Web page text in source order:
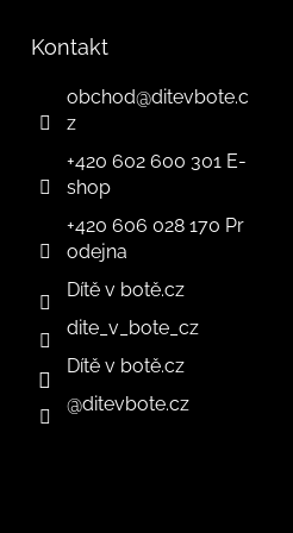
Kontakt
obchod@ditevbote.c
z
+420 602 600 301 E-
shop
+420 606 028 170 Pr
odejna
Dítě v botě.cz
dite_v_bote_cz
Dítě v botě.cz
@ditevbote.cz